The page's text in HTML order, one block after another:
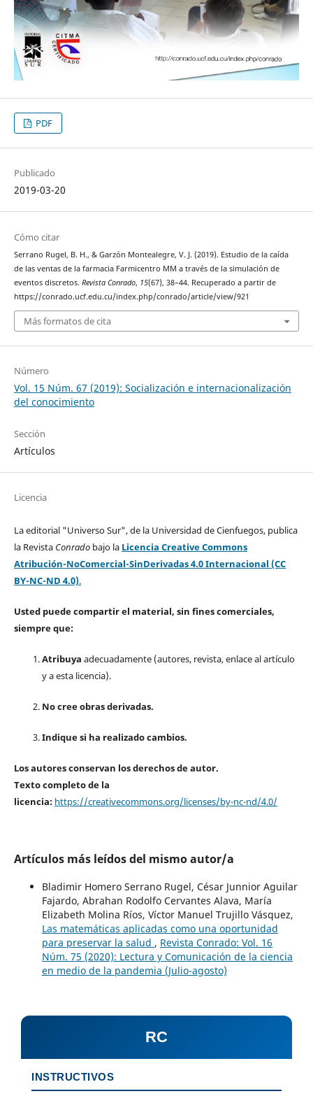
PDF
Publicado
2019-03-20
Cómo citar
Serrano Rugel, B. H., & Garzón Montealegre, V. J. (2019). Estudio de la caída
de las ventas de la farmacia Farmicentro MM a través de la simulación de
eventos discretos. Revista Conrado, 15(67), 38–44. Recuperado a partir de
https://conrado.ucf.edu.cu/index.php/conrado/article/view/921
Más formatos de cita
Número
Vol. 15 Núm. 67 (2019): Socialización e internacionalización
del conocimiento
Sección
Artículos
Licencia
La editorial "Universo Sur", de la Universidad de Cienfuegos, publica
la Revista Conradobajo la Licencia Creative Commons
Atribución-NoComercial-SinDerivadas 4.0 Internacional (CC
BY-NC-ND 4.0).
Usted puede compartir el material, sin fines comerciales,
siempre que:
Atribuya adecuadamente (autores, revista, enlace al artículo
y a esta licencia).
No cree obras derivadas.
Indique si ha realizado cambios.
Los autores conservan los derechos de autor.
Texto completo de la
licencia: https://creativecommons.org/licenses/by-nc-nd/4.0/
Artículos más leídos del mismo autor/a
Bladimir Homero Serrano Rugel, César Junnior Aguilar
Fajardo, Abrahan Rodolfo Cervantes Alava, María
Elizabeth Molina Ríos, Víctor Manuel Trujillo Vásquez,
Las matemáticas aplicadas como una oportunidad
para preservar la salud , Revista Conrado: Vol. 16
Núm. 75 (2020): Lectura y Comunicación de la ciencia
en medio de la pandemia (Julio-agosto)
RC
INSTRUCTIVOS